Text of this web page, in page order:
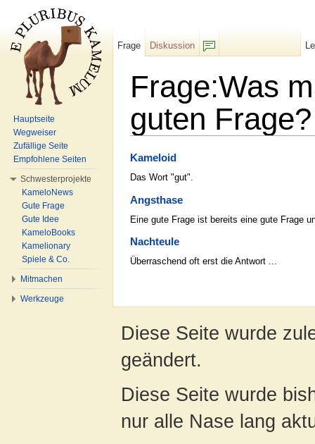
Frage:Was
guten Frage?
Kameloid
Das Wort "gut".
Angsthase
Eine gute Frage ist bereits eine gute Frage
Nachteule
Überraschend oft erst die Antwort ...
Frage
Diskussion
Hauptseite
Wegweiser
Zufällige Seite
Empfohlene Seiten
Schwesterprojekte
KameloNews
Gute Frage
Gute Idee
KameloBooks
Kamelionary
Spiele & Co.
Mitmachen
Werkzeuge
Diese Seite wurde
geändert.
Diese Seite wurde
nur alle Nase lang